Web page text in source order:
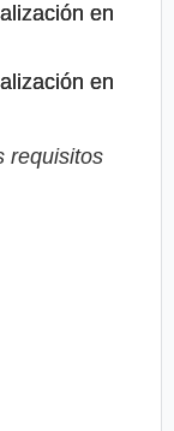
en
en
requisitos